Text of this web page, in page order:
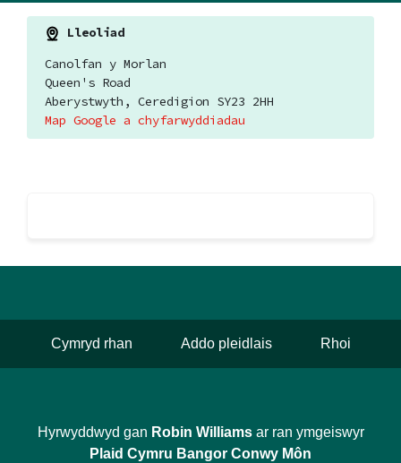
Lleoliad
Canolfan y Morlan
Queen's Road
Aberystwyth, Ceredigion SY23 2HH
Map Google a chyfarwyddiadau
Cymryd rhan Addo pleidlais Rhoi
Hyrwyddwyd gan Robin Williamsar ran ymgeiswyr
Plaid Cymru Bangor Conwy Môn